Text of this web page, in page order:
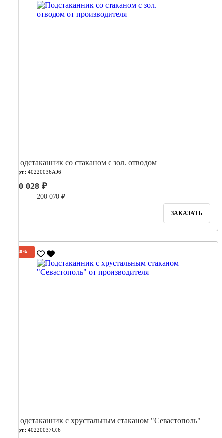
Подстаканник со стаканом с зол. отводом
Арт.: 40220036А06
80 028 ₽
200 070 ₽
ЗАКАЗАТЬ
-60%
Подстаканник с хрустальным стаканом "Севастополь"
Арт.: 40220037С06